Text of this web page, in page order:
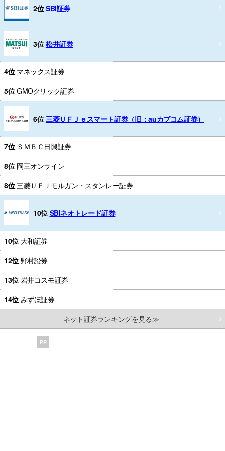
2位SBI証券
3位松井証券
4位 マネックス証券
5位GMOクリック証券
6位 三菱ＵＦＪｅスマート証券（旧：auカブコム証券）
7位 ＳＭＢＣ日興証券
8位 岡三オンライン
8位 三菱ＵＦＪモルガン・スタンレー証券
10位 SBIネオトレード証券
10位 大和証券
12位 野村證券
13位 岩井コスモ証券
14位 みずほ証券
ネット証券ランキングを見る≫
PR